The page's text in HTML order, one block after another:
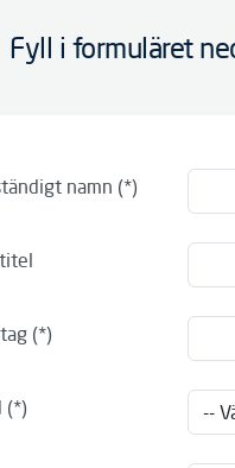
Fyll i formuläret
namn